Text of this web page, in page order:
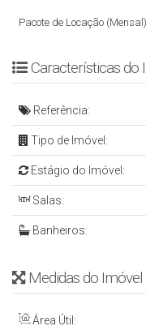
Pacote de Locação (Mensal)
Características do
Referência:
Tipo de Imóvel:
Estágio do Imóvel:
Salas:
Banheiros:
Medidas do Imóvel
Área Útil: